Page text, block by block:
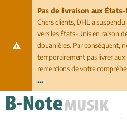
Pas de livraison aux
Chers clients, DHL a
vers les États-Unis en raison
douanières. Par conséquent,
temporairement pas livrer
remercions de votre
...